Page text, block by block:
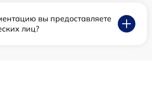
вы предоставляете
лиц?